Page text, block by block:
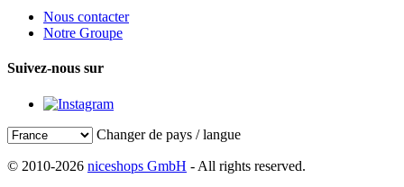
Nous contacter
Notre Groupe
Suivez-nous sur
Changer de pays / langue
© 2010-2026 niceshops GmbH - All rights reserved.